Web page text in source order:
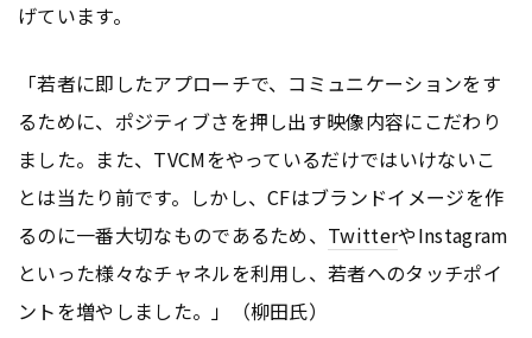
げています。
「若者に即したアプローチで、コミュニケーションをす
るために、ポジティブさを押し出す映像内容にこだわり
ました。また、TVCMをやっているだけではいけないこ
とは当たり前です。しかし、CFはブランドイメージを作
るのに一番大切なものであるため、 TwitterやInstagram
といった様々なチャネルを利用し、若者へのタッチポイ
ントを増やしました。」（柳田氏）